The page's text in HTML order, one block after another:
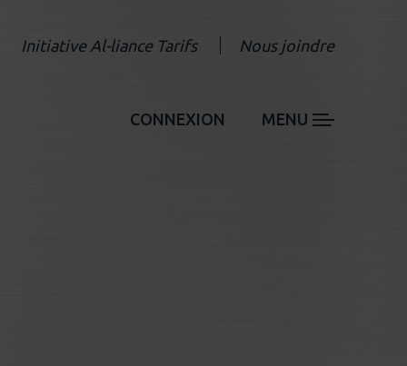
Initiative Al-liance Tarifs Nous joindre
CONNEXION MENU